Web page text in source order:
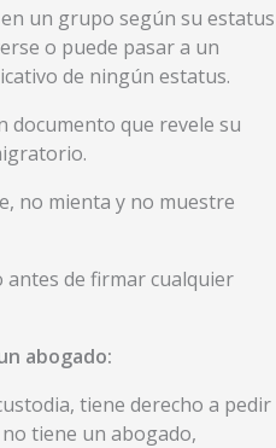
un grupo según su estatus
o puede pasar a un
de ningún estatus.
que revele su
no mienta y no muestre
antes de firmar cualquier
abogado:
tiene derecho a pedir
tiene un abogado,